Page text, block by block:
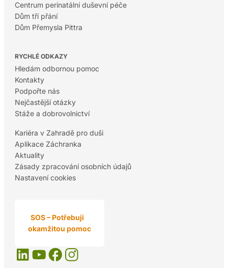
Centrum perinatální duševní péče
Dům tří přání
Dům Přemysla Pittra
RYCHLÉ ODKAZY
Hledám odbornou pomoc
Kontakty
Podpořte nás
Nejčastější otázky
Stáže a dobrovolnictví
Kariéra v Zahradě pro duši
Aplikace Záchranka
Aktuality
Zásady zpracování osobních údajů
Nastavení cookies
SOS – Potřebuji
okamžitou pomoc